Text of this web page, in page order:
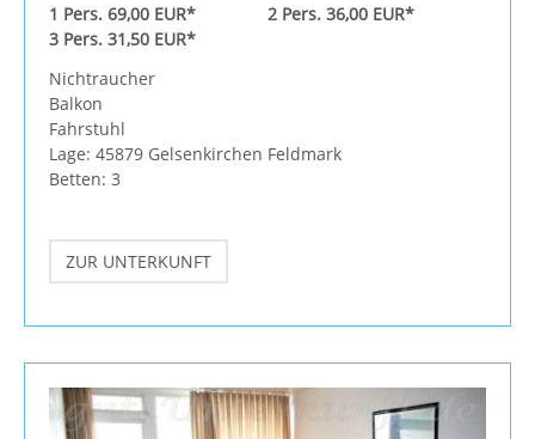
1 Pers. 69,00 EUR*
2 Pers. 36,00 EUR*
3 Pers. 31,50 EUR*
Nichtraucher
Balkon
Fahrstuhl
Lage: 45879 Gelsenkirchen Feldmark
Betten: 3
ZUR UNTERKUNFT